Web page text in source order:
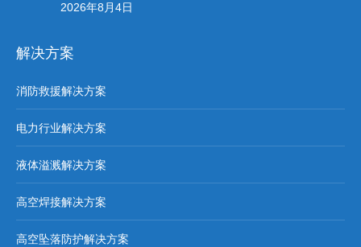
2026年8月4日
解决方案
消防救援解决方案
电力行业解决方案
液体溢溅解决方案
高空焊接解决方案
高空坠落防护解决方案